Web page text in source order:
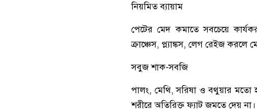
নিয়মিত ব্যায়াম
পেটের মেদ কমাতে সবচেয়ে
ক্রাঞ্চেস, প্ল্যাঙ্কস, লেগ রেইজ
সবুজ শাক-সবজি
পালং, মেথি, সরিষা ও বথুয়ার মতো
শরীরে অতিরিক্ত ফ্যাট জমতে দেয়